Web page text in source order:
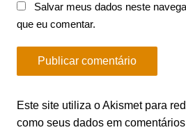
Salvar meus dados neste
que eu comentar.
Este site utiliza o Akismet para
como seus dados em